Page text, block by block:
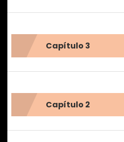
Capítulo 3
Capítulo 2